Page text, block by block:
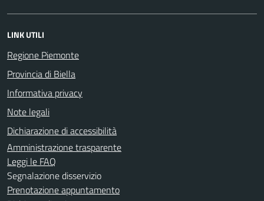
LINK UTILI
Regione Piemonte
Provincia di Biella
Informativa privacy
Note legali
Dichiarazione di accessibilità
Amministrazione trasparente
Leggi le FAQ
Segnalazione disservizio
Prenotazione appuntamento